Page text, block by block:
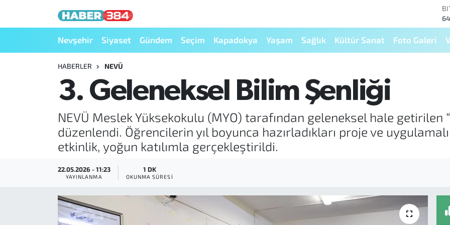
Nevşehir Siyaset Gündem Seçim Kapadokya Yaşam Sağlık Kültür Sanat Foto Galeri
HABERLER NEVÜ
3. Geleneksel Bilim Şenliği
NEVÜ Meslek Yüksekokulu (MYO) tarafından geleneksel hale getirilen
düzenlendi. Öğrencilerin yıl boyunca hazırladıkları proje ve
etkinlik, yoğun katılımla gerçekleştirildi.
22.05.2026 - 11:23
YAYINLANMA
1 DK
OKUNMA SÜRESI
Nöbetçi Eczaneler
Hava Durumu
Trafik Durumu
Süper Lig Puan Durumu ve Fikstür
Tüm Manşetler
Son Dakika Haberleri